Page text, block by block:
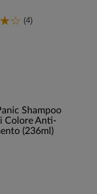
(4)
Shampoo
Colore Anti-
(236ml)